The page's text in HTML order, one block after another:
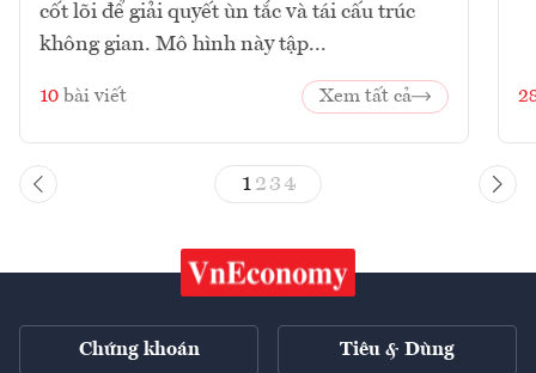
cốt lõi để giải quyết ùn tắc và tái cấu trúc
không gian. Mô hình này tập...
10 bài viết Xem tất cả
1 23 4
Chứng khoán Tiêu & Dùng